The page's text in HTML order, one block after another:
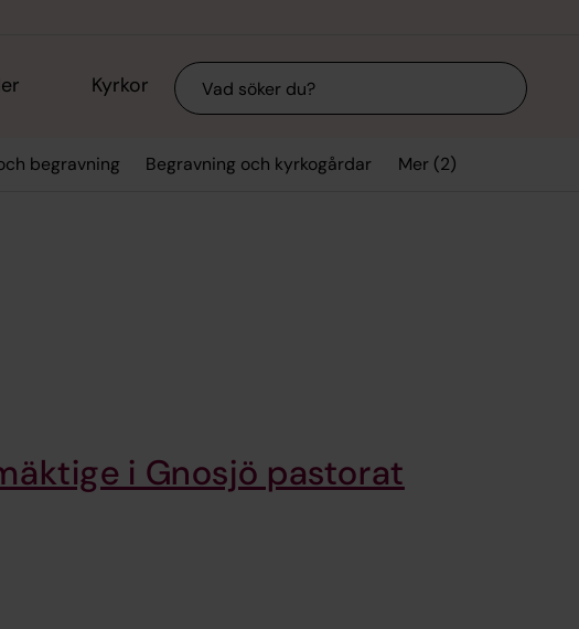
Kyrkor Sök
begravning Begravning och kyrkogårdar Mer (2)
i Gnosjö pastorat